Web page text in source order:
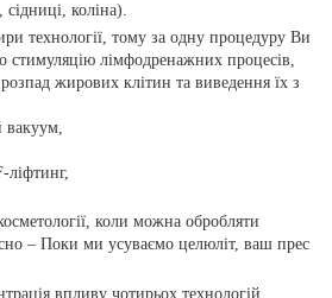
коліна).
технології, тому за одну процедуру Ви
стимуляцію лімфодренажних процесів,
жирових клітин та виведення їх з
вакуум,
ліфтинг,
коли можна обробляти
– Поки ми усуваємо целюліт, ваш прес
впливу чотирьох технологій